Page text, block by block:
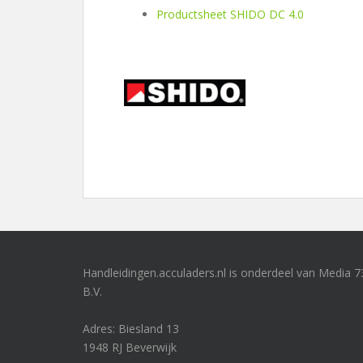
Productsheet SHIDO DC 4.0
Handleidingen.acculaders.nl is onderdeel van Media
B.V.
Adres: Biesland 13
1948 RJ Beverwijk